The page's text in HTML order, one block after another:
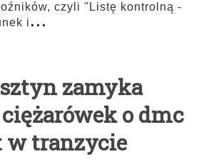
czyli "Listę kontrolną -
i...
zamyka
o dmc
w tranzycie